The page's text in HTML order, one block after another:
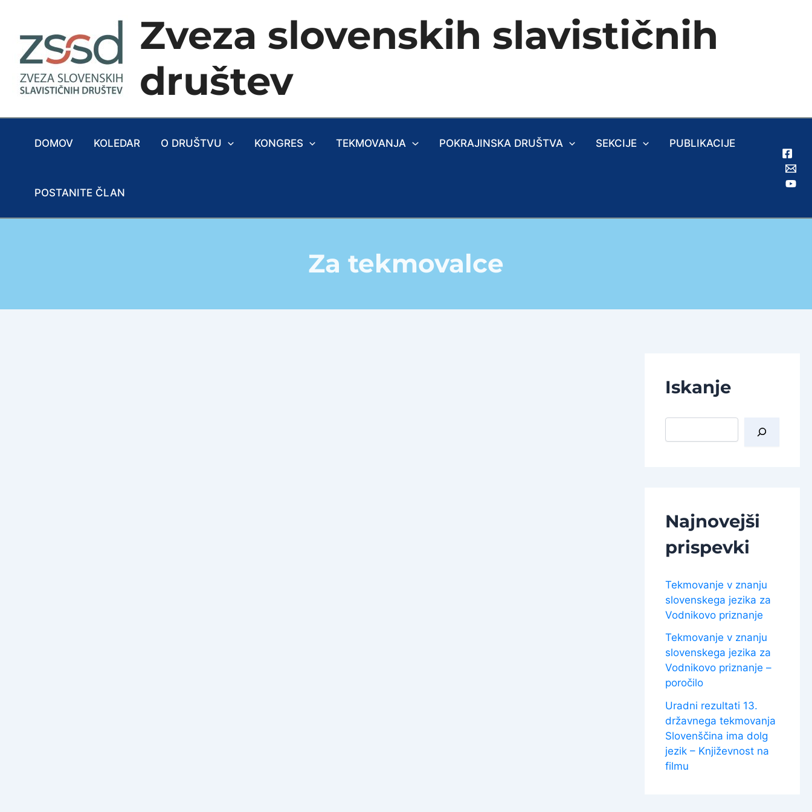
content
Zveza slovenskih slavističnih
društev
DOMOV KOLEDAR O DRUŠTVU KONGRES TEKMOVANJA POKRAJINSKA DRUŠTVA SEKCIJE PUBLIKACIJE
POSTANITE ČLAN
Za tekmovalce
Iskanje
I
Najnovejši
prispevki
Tekmovanje v znanju
slovenskega jezika za
Vodnikovo priznanje
Tekmovanje v znanju
slovenskega jezika za
Vodnikovo priznanje –
poročilo
Uradni rezultati 13.
državnega tekmovanja
Slovenščina ima dolg
jezik – Književnost na
filmu